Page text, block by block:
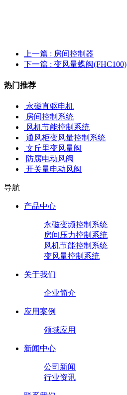
上一篇 : 房间控制器
下一篇 : 变风量蝶阀(FHC100)
热门推荐
永磁直驱电机
房间控制系统
风机节能控制系统
通风柜变风量控制系统
文丘里变风量阀
防腐电动风阀
开关量电动风阀
导航
产品中心
永磁变频控制系统
房间压力控制系统
风机节能控制系统
变风量控制系统
关于我们
企业简介
应用案例
领域应用
新闻中心
公司新闻
行业资讯